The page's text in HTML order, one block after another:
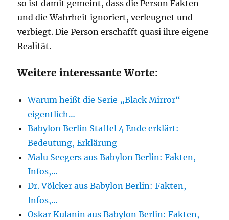
so ist damit gemeint, dass die Person Fakten
und die Wahrheit ignoriert, verleugnet und
verbiegt. Die Person erschafft quasi ihre eigene
Realität.
Weitere interessante Worte:
Warum heißt die Serie „Black Mirror“
eigentlich…
Babylon Berlin Staffel 4 Ende erklärt:
Bedeutung, Erklärung
Malu Seegers aus Babylon Berlin: Fakten,
Infos,…
Dr. Völcker aus Babylon Berlin: Fakten,
Infos,…
Oskar Kulanin aus Babylon Berlin: Fakten,